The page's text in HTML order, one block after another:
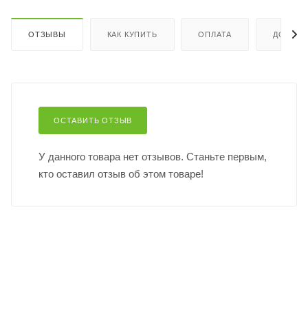
ОТЗЫВЫ КАК КУПИТЬ ОПЛАТА
ОСТАВИТЬ ОТЗЫВ
У данного товара нет отзывов. Станьте первым,
кто оставил отзыв об этом товаре!